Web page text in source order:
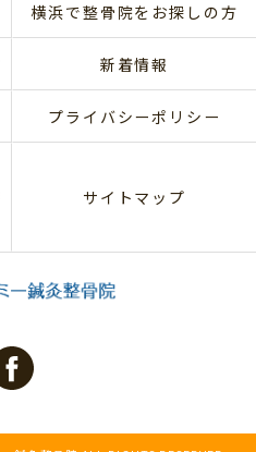
横浜で整骨院をお探しの方
新着情報
プライバシーポリシー
サイトマップ